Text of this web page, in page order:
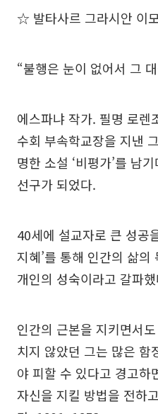
☆ 발타사르 그라시안 이
“불행은 눈이 없어서 그
에스파냐 작가. 필명 로렌
수회 부속학교장을 지낸
명한 소설 ‘비평가’를 남
선구가 되었다.
40세에 설교자로 큰 성공
지혜’를 통해 인간의 삶
개인의 성숙이라고 갈파
인간의 근본을 지키면서
치지 않았던 그는 많은 함
야 피할 수 있다고 경고하
자신을 지킬 방법을 전하